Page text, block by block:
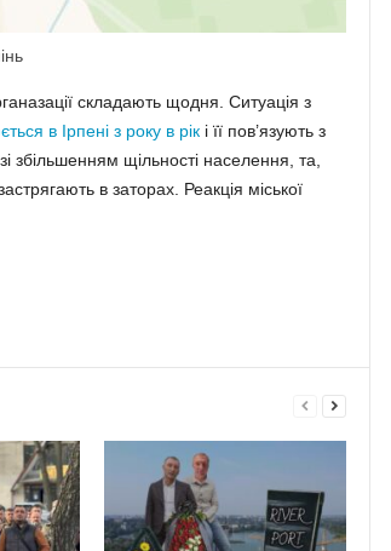
складають щодня. Ситуація з
в Ірпені з року в рікі її пов’язують з
щільності населення, та,
в заторах. Реакція міської